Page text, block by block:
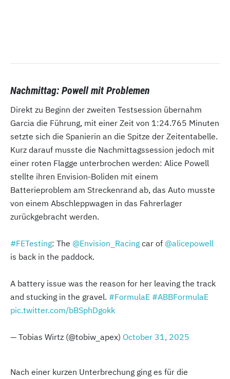
Nachmittag: Powell mit Problemen
Direkt zu Beginn der zweiten Testsession übernahm
Garcia die Führung, mit einer Zeit von 1:24.765 Minuten
setzte sich die Spanierin an die Spitze der Zeitentabelle.
Kurz darauf musste die Nachmittagssession jedoch mit
einer roten Flagge unterbrochen werden: Alice Powell
stellte ihren Envision-Boliden mit einem
Batterieproblem am Streckenrand ab, das Auto musste
von einem Abschleppwagen in das Fahrerlager
zurückgebracht werden.
#FETesting: The @Envision_Racing car of @alicepowell
is back in the paddock.
A battery issue was the reason for her leaving the track
and stucking in the gravel. #FormulaE #ABBFormulaE
pic.twitter.com/bBSphDgokk
— Tobias Wirtz (@tobiw_apex) October 31, 2025
Nach einer kurzen Unterbrechung ging es für die